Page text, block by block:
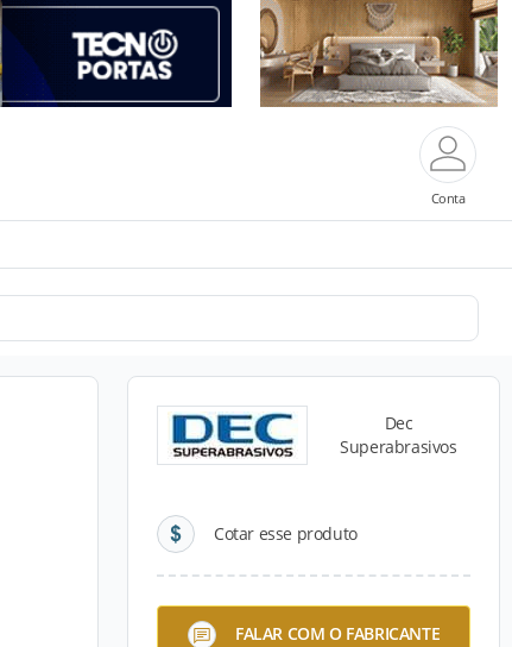
Conta
Dec
Superabrasivos
Cotar esse produto
FALAR COM O FABRICANTE